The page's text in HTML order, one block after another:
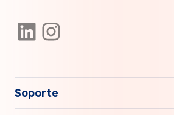
Soporte